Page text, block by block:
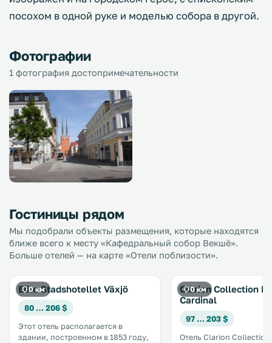
посохом в одной руке и моделью собора в другой.
Фотографии
1 фотография достопримечательности
Гостиницы рядом
Мы подобрали объекты размещения, которые находятся
ближе всего к месту «Кафедральный собор Векшё».
Больше отелей — на карте «Отели поблизости».
0 км
Elite Stadshotellet Växjö
80 … 206 $
Этот отель располагается в
здании, построенном в 1853 году,
0 км
Clarion Collection
Cardinal
97 … 203 $
Отель Clarion Collection